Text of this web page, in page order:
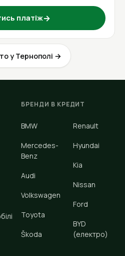
платіж→
у Тернополі →
БРЕНДИ В КРЕДИТ
BMW
Mercedes-
Benz
Audi
Volkswagen
Toyota
Škoda
Renault
Hyundai
Kia
Nissan
Ford
BYD
(електро)